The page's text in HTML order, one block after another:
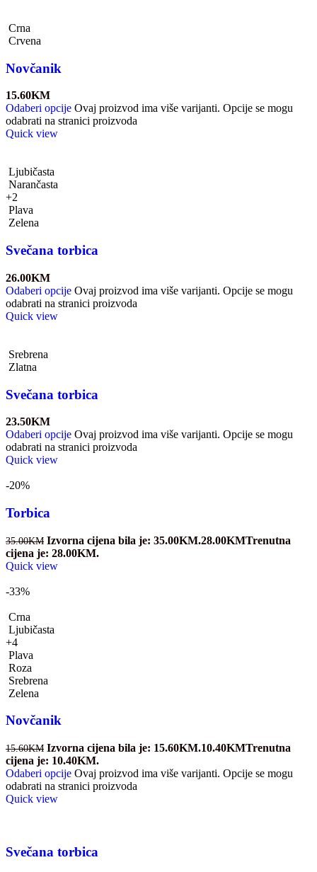
Crna
Crvena
Novčanik
15.60KM
Odaberi opcije Ovaj proizvod ima više varijanti. Opcije se mogu
odabrati na stranici proizvoda
Quick view
Ljubičasta
Narančasta
+2
Plava
Zelena
Svečana torbica
26.00KM
Odaberi opcije Ovaj proizvod ima više varijanti. Opcije se mogu
odabrati na stranici proizvoda
Quick view
Srebrena
Zlatna
Svečana torbica
23.50KM
Odaberi opcije Ovaj proizvod ima više varijanti. Opcije se mogu
odabrati na stranici proizvoda
Quick view
-20%
Torbica
35.00KM Izvorna cijena bila je: 35.00KM.28.00KMTrenutna
cijena je: 28.00KM.
Quick view
-33%
Crna
Ljubičasta
+4
Plava
Roza
Srebrena
Zelena
Novčanik
15.60KM Izvorna cijena bila je: 15.60KM.10.40KMTrenutna
cijena je: 10.40KM.
Odaberi opcije Ovaj proizvod ima više varijanti. Opcije se mogu
odabrati na stranici proizvoda
Quick view
Svečana torbica